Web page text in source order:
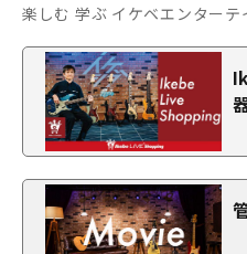
楽しむ 学ぶ イケベエンターテ